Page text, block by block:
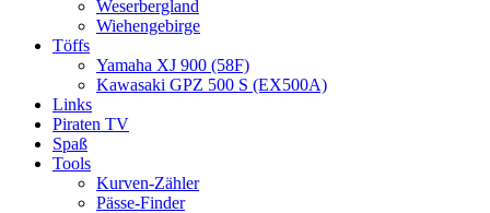
Weserbergland
Wiehengebirge
Töffs
Yamaha XJ 900 (58F)
Kawasaki GPZ 500 S (EX500A)
Links
Piraten TV
Spaß
Tools
Kurven-Zähler
Pässe-Finder